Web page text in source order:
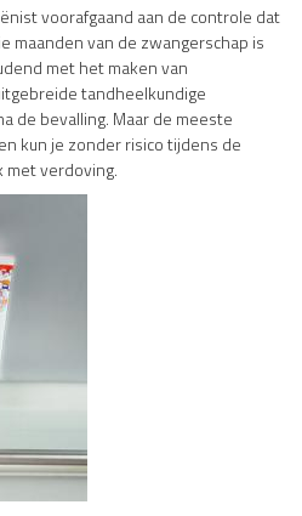
voorafgaand aan de controle dat
maanden van de zwangerschap is
met het maken van
tandheelkundige
de bevalling. Maar de meeste
kun je zonder risico tijdens de
met verdoving.